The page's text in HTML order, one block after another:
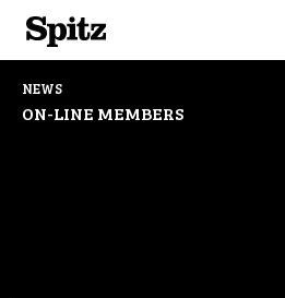
NEWS
ON-LINE MEMBERS